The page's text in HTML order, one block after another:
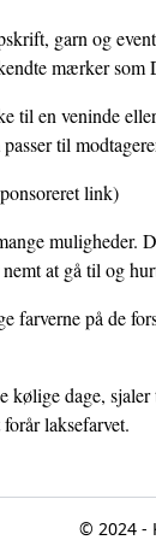
garn og
mærker
til en veninde
til
link)
muligheder.
at gå til og
farverne på de
dage,
laksefarvet.
© 2024 -